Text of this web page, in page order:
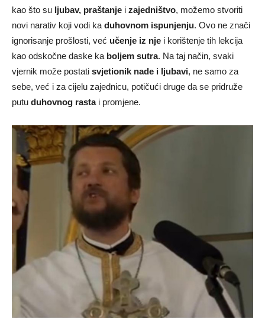
kao što su ljubav, praštanje i zajedništvo, možemo stvoriti
novi narativ koji vodi ka duhovnom ispunjenju. Ovo ne znači
ignorisanje prošlosti, već učenje iz nje i korištenje tih lekcija
kao odskočne daske ka boljem sutra. Na taj način, svaki
vjernik može postati svjetionik nade i ljubavi, ne samo za
sebe, već i za cijelu zajednicu, potičući druge da se pridruže
putu duhovnog rastai promjene.